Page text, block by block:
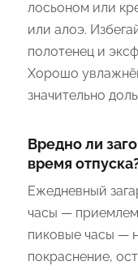
лосьоном или
или алоэ.
полотенец и
Хорошо
значительно
Вредно ли
время
Ежедневный
часы —
пиковые часы —
покраснение,